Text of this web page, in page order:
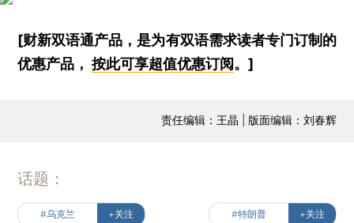
[财新双语通产品，是为有双语需求读者专门订制的
优惠产品，按此可享超值优惠订阅。]
责任编辑：王晶 | 版面编辑：刘春辉
话题：
#乌克兰 +关注 #特朗普 +关注